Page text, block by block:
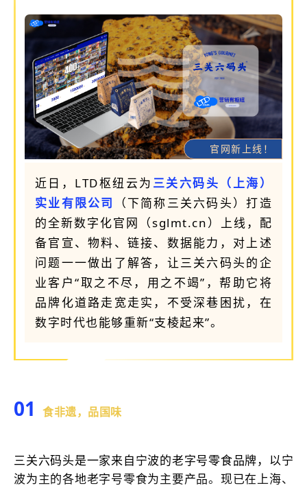
官网新上线！
近日，LTD枢纽云为 三关六码头（上海）
实业有限公司
（下简称三关六码头）打造
的全新数字化官网（sglmt.cn）上线，配
备官宣、物料、链接、数据能力，对上述
问题一一做出了解答，让三关六码头的企
业客户“取之不尽，用之不竭”，帮助它将
品牌化道路走宽走实，不受深巷困扰，在
数字时代也能够重新“支棱起来”。
01 食非遗，品国味
三关六码头是一家来自宁波的老字号零食品牌，以宁
波为主的各地老字号零食为主要产品。现已在上海、